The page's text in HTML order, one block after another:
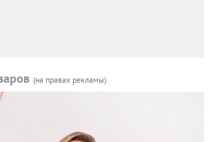
(на правах рекламы)